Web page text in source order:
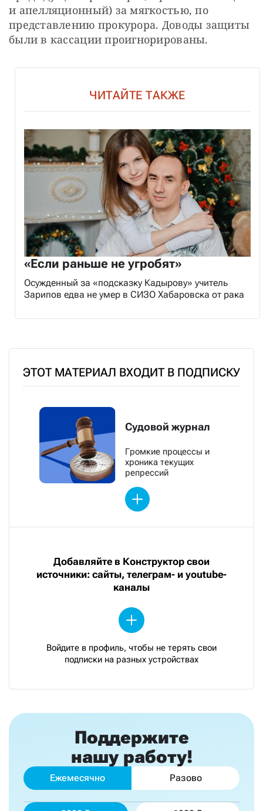
и апелляционный) за мягкостью, по
представлению прокурора. Доводы защиты
были в кассации проигнорированы.
ЧИТАЙТЕ ТАКЖЕ
«Если раньше не угробят»
Осужденный за «подсказку Кадырову» учитель
Зарипов едва не умер в СИЗО Хабаровска от рака
ЭТОТ МАТЕРИАЛ ВХОДИТ В ПОДПИСКУ
Судовой журнал
Громкие процессы и
хроника текущих
репрессий
Добавляйте в Конструктор свои
источники: сайты, телеграм- и youtube-
каналы
Войдите в профиль, чтобы не терять свои
подписки на разных устройствах
Поддержите
нашу работу!
Ежемесячно Разово